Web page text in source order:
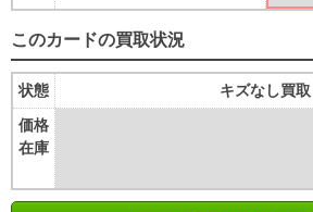
このカードの買取状況
状態
価格
在庫
キズなし買取